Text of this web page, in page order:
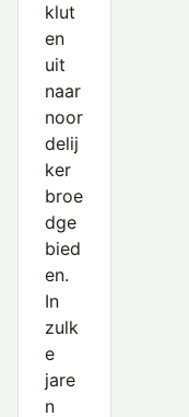
klut
en
uit
naar
noor
delij
ker
broe
dge
bied
en.
In
zulk
e
jare
n